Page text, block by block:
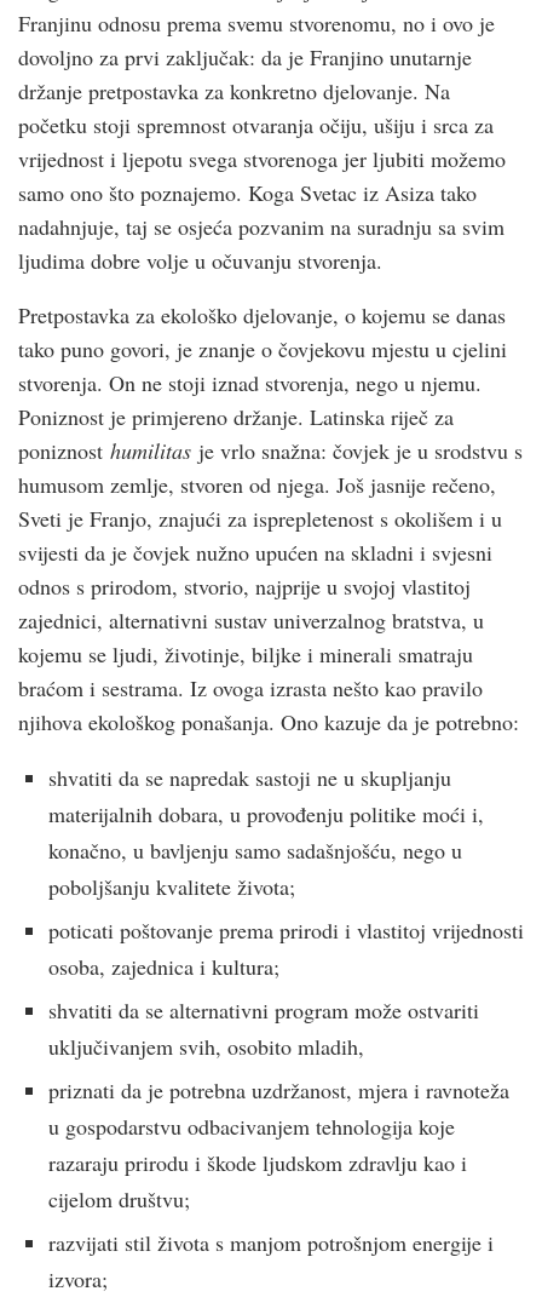
Franjinu odnosu prema svemu stvorenomu, no i ovo je
dovoljno za prvi zaključak: da je Franjino unutarnje
držanje pretpostavka za konkretno djelovanje. Na
početku stoji spremnost otvaranja očiju, ušiju i srca za
vrijednost i ljepotu svega stvorenoga jer ljubiti možemo
samo ono što poznajemo. Koga Svetac iz Asiza tako
nadahnjuje, taj se osjeća pozvanim na suradnju sa svim
ljudima dobre volje u očuvanju stvorenja.
Pretpostavka za ekološko djelovanje, o kojemu se danas
tako puno govori, je znanje o čovjekovu mjestu u cjelini
stvorenja. On ne stoji iznad stvorenja, nego u njemu.
Poniznost je primjereno držanje. Latinska riječ za
poniznost humilitas je vrlo snažna: čovjek je u srodstvu s
humusom zemlje, stvoren od njega. Još jasnije rečeno,
Sveti je Franjo, znajući za isprepletenost s okolišem i u
svijesti da je čovjek nužno upućen na skladni i svjesni
odnos s prirodom, stvorio, najprije u svojoj vlastitoj
zajednici, alternativni sustav univerzalnog bratstva, u
kojemu se ljudi, životinje, biljke i minerali smatraju
braćom i sestrama. Iz ovoga izrasta nešto kao pravilo
njihova ekološkog ponašanja. Ono kazuje da je potrebno:
shvatiti da se napredak sastoji ne u skupljanju
materijalnih dobara, u provođenju politike moći i,
konačno, u bavljenju samo sadašnjošću, nego u
poboljšanju kvalitete života;
poticati poštovanje prema prirodi i vlastitoj vrijednosti
osoba, zajednica i kultura;
shvatiti da se alternativni program može ostvariti
uključivanjem svih, osobito mladih,
priznati da je potrebna uzdržanost, mjera i ravnoteža
u gospodarstvu odbacivanjem tehnologija koje
razaraju prirodu i škode ljudskom zdravlju kao i
cijelom društvu;
razvijati stil života s manjom potrošnjom energije i
izvora;